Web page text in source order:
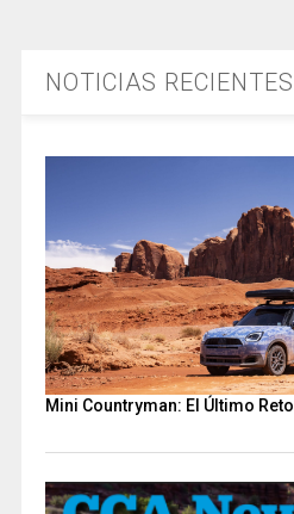
NOTICIAS RECIENTES
Mini Countryman: El Último Reto